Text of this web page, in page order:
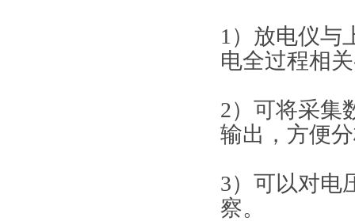
1）放电仪与
电全过程相
2）可将采集
输出，方便
3）可以对电
察。